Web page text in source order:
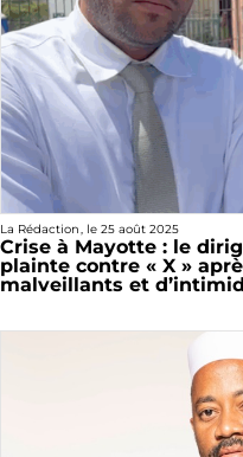
La Rédaction, le 25 août 2025
Crise à Mayotte : le
plainte contre « X »
malveillants et